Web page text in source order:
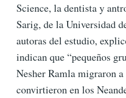
Science, la dentista y
Sarig, de la Universidad
autoras del estudio,
indican que “pequeños
Nesher Ramla migraron
convirtieron en los